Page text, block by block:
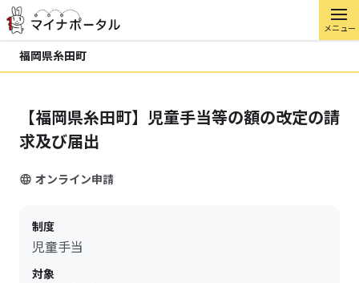
メニュー
福岡県糸田町
【福岡県糸田町】児童手当等の額の改定の請
求及び届出
オンライン申請
制度
児童手当
対象